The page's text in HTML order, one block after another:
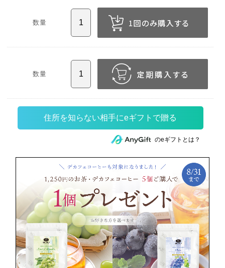
数量
数量
住所を知らない相手にeギフトで贈る
のeギフトとは？